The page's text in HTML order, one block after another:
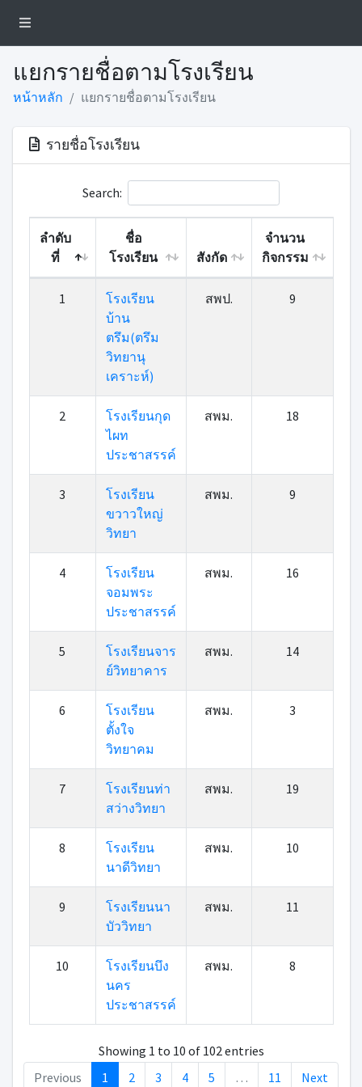
แยกรายชื่อตามโรงเรียน
หน้าหลัก แยกรายชื่อตามโรงเรียน
รายชื่อโรงเรียน
Search:
ลำดับ
ที่
ชื่อ
โรงเรียน
สังกัด
จำนวน
กิจกรรม
1
โรงเรียน
บ้าน
ตรึม(ตรึม
วิทยานุ
เคราะห์)
สพป. 9
2
โรงเรียนกุด
ไผท
ประชาสรรค์
สพม. 18
3
โรงเรียน
ขวาวใหญ่
วิทยา
สพม. 9
4
โรงเรียน
จอมพระ
ประชาสรรค์
สพม. 16
5
โรงเรียนจาร
ย์วิทยาคาร
สพม. 14
6
โรงเรียน
ตั้งใจ
วิทยาคม
สพม. 3
7
โรงเรียนท่า
สว่างวิทยา
สพม. 19
8
โรงเรียน
นาดีวิทยา
สพม. 10
9
โรงเรียนนา
บัววิทยา
สพม. 11
10
โรงเรียนบึง
นคร
ประชาสรรค์
สพม. 8
Showing 1 to 10 of 102 entries
Previous
1 2 3 4 5 … 11 Next